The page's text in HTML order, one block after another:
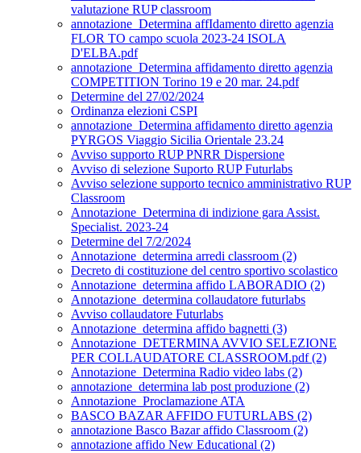
valutazione RUP classroom
annotazione_Determina affIdamento diretto agenzia
FLOR TO campo scuola 2023-24 ISOLA
D'ELBA.pdf
annotazione_Determina affidamento diretto agenzia
COMPETITION Torino 19 e 20 mar. 24.pdf
Determine del 27/02/2024
Ordinanza elezioni CSPI
annotazione_Determina affidamento diretto agenzia
PYRGOS Viaggio Sicilia Orientale 23.24
Avviso supporto RUP PNRR Dispersione
Avviso di selezione Suporto RUP Futurlabs
Avviso selezione supporto tecnico amministrativo RUP
Classroom
Annotazione_Determina di indizione gara Assist.
Specialist. 2023-24
Determine del 7/2/2024
Annotazione_determina arredi classroom (2)
Decreto di costituzione del centro sportivo scolastico
Annotazione_determina affido LABORADIO (2)
Annotazione_determina collaudatore futurlabs
Avviso collaudatore Futurlabs
Annotazione_determina affido bagnetti (3)
Annotazione_DETERMINA AVVIO SELEZIONE
PER COLLAUDATORE CLASSROOM.pdf (2)
Annotazione_Determina Radio video labs (2)
annotazione_determina lab post produzione (2)
Annotazione_Proclamazione ATA
BASCO BAZAR AFFIDO FUTURLABS (2)
annotazione Basco Bazar affido Classroom (2)
annotazione affido New Educational (2)